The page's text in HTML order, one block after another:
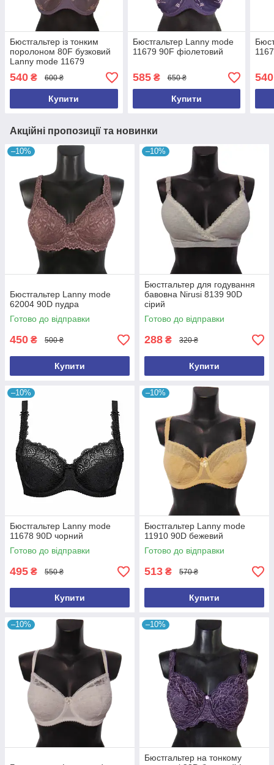
Бюстгальтер із тонким
поролоном 80F бузковий
Lanny mode 11679
540 ₴ 600 ₴
Купити
Бюстгальтер Lanny mode
11679 90F фіолетовий
585₴ 650 ₴
Купити
540
Акційні пропозиції та новинки
–10%
Бюстгальтер Lanny mode
62004 90D пудра
Готово до відправки
450 ₴ 500 ₴
Купити
–10%
Бюстгальтер для годування
бавовна Nirusi 8139 90D
сірий
Готово до відправки
288 ₴ 320 ₴
Купити
–10%
Бюстгальтер Lanny mode
11678 90D чорний
Готово до відправки
495 ₴ 550 ₴
Купити
–10%
Бюстгальтер Lanny mode
11910 90D бежевий
Готово до відправки
513 ₴ 570 ₴
Купити
–10% –10%
Бюстгальтер на тонкому